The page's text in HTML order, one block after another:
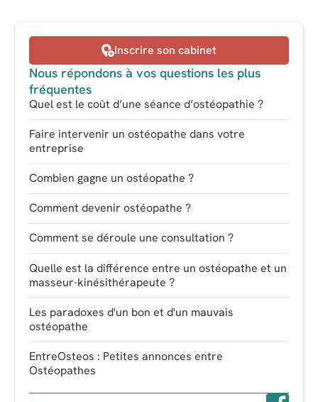
Inscrire son cabinet
Nous répondons à vos questions les plus
fréquentes
Quel est le coût d’une séance d’ostéopathie ?
Faire intervenir un ostéopathe dans votre
entreprise
Combien gagne un ostéopathe ?
Comment devenir ostéopathe ?
Comment se déroule une consultation ?
Quelle est la différence entre un ostéopathe et un
masseur-kinésithérapeute ?
Les paradoxes d'un bon et d'un mauvais
ostéopathe
EntreOsteos : Petites annonces entre
Ostéopathes